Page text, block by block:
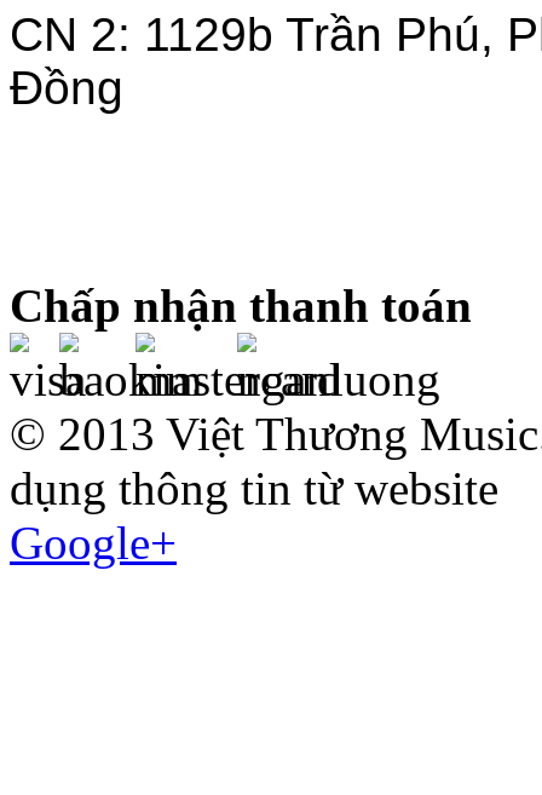
CN 2: 1129b Trần Phú,
Đồng
Chấp nhận thanh toán
© 2013 Việt Thương
dụng thông tin từ website
Google+